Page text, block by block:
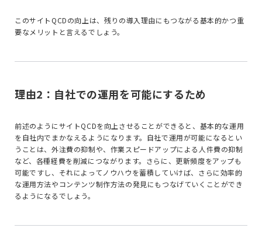
このサイトQCDの向上は、残りの導入理由にもつながる基本的かつ重
要なメリットと言えるでしょう。
理由2：自社での運用を可能にするため
前述のようにサイトQCDを向上させることができると、基本的な運用
を自社内でまかなえるようになります。自社で運用が可能になるとい
うことは、外注費の抑制や、作業スピードアップによる人件費の抑制
など、各種経費を削減につながります。さらに、更新頻度をアップも
可能ですし、それによってノウハウを蓄積していけば、さらに効率的
な運用方法やコンテンツ制作方法の発見にもつなげていくことができ
るようになるでしょう。